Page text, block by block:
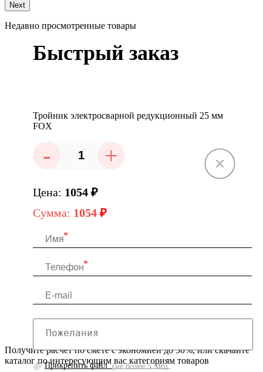
Next
Недавно просмотренные товары
Быстрый заказ
Тройник электросварной редукционный 25 мм
FOX
- +
Цена: 1054 ₽
Сумма: 1054 ₽
Прикрепить файл(не более 5 Мб)
Получите расчет по смете с экономией до 30%, или скачайте
каталог по интересующим вас категориям товаров